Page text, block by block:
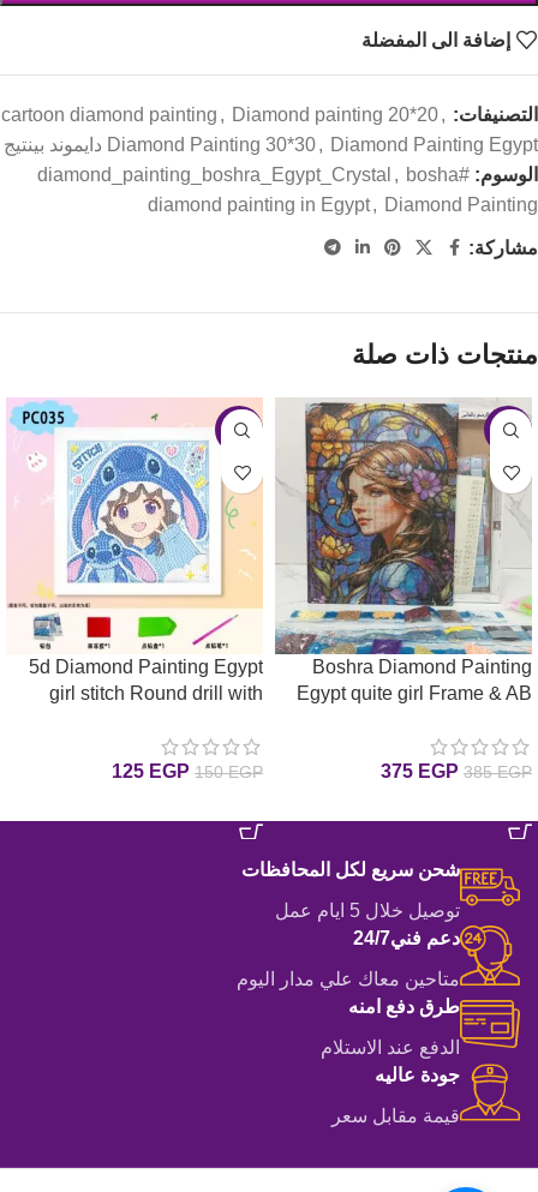
إضافة الى المفضلة
التصنيفات: cartoon diamond painting , Diamond painting 20*20,
Diamond Painting 30*30, Diamond Painting Egypt دايموند بينتيج
الوسوم: #diamond_painting_boshra_Egypt_Crystal
, bosha
diamond painting in Egypt, Diamond Painting
مشاركة:
منتجات ذات صلة
-3%
Boshra Diamond Painting
Egypt quite girl Frame & AB
30*40cm لوحة ماسية البنت
الهدئة بإطار خشب و دايموند إيه
385EGP
375 EGP
-17%
5d Diamond Painting Egypt
girl stitch Round drill with
مع إيطار
150EGP
125 EGP
شحن سريع لكل المحافظات
توصيل خلال 5 ايام عمل
دعم فني24/7
متاحين معاك علي مدار اليوم
طرق دفع امنه
الدفع عند الاستلام
جودة عاليه
قيمة مقابل سعر